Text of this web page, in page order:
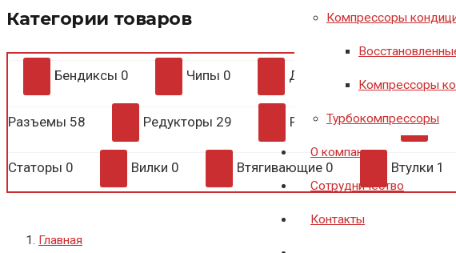
Компрессоры
Компрессоры
Турбокомпрессоры
О компании
Сотрудничество
Контакты
Категории товаров
Бендиксы 0 Чипы 0 Диодные мосты
Разъемы 58 Редукторы 29 Регуляторы0
Статоры 0 Вилки 0 Втягивающие 0 Втулки 1
Главная